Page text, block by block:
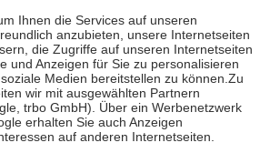
Zuzahlungen in Höhe von zehn
mindestens jedochfünf Euround
sind jedoch nie mehr als die tatsächlichen
entrichten.
auch für Online-Apotheken.
Krankenpflege beträgt die
der Kosten sowie zehn Euro je